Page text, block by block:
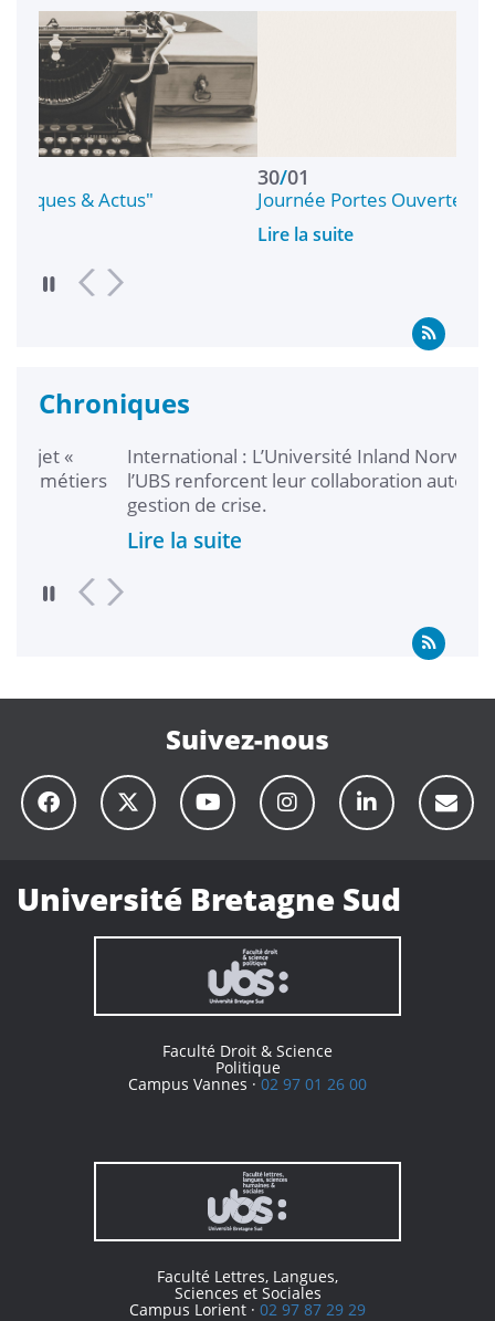
Journée Portes Ouvertes 2027
Chroniques
International : L’Université Inland Norway et
l’UBS renforcent leur collaboration autour de la
gestion de crise.
Lire la suite
Suivez-nous
Université Bretagne Sud
Faculté Droit & Science
Politique
Campus Vannes ·02 97 01 26 00
Faculté Lettres, Langues,
Sciences et Sociales
Campus Lorient · 02 97 87 29 29